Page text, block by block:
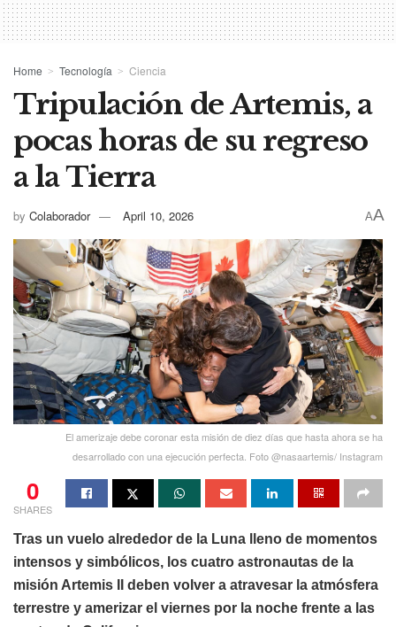
Home Tecnología Ciencia
Tripulación de Artemis, a
pocas horas de su regreso
a la Tierra
by Colaborador April 10, 2026 AA
El amerizaje debe coronar esta misión de diez días que hasta ahora se ha
desarrollado con una ejecución perfecta. Foto @nasaartemis/ Instagram
0
SHARES
Tras un vuelo alrededor de la Luna lleno de momentos
intensos y simbólicos, los cuatro astronautas de la
misión Artemis II deben volver a atravesar la atmósfera
terrestre y amerizar el viernes por la noche frente a las